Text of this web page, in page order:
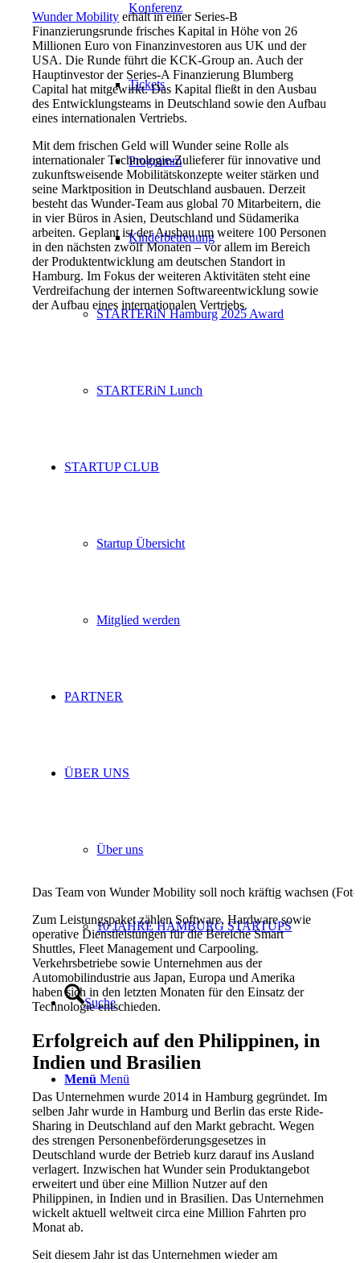
Konferenz
Tickets
Programm
Kinderbetreuung
STARTERiN Hamburg 2025 Award
STARTERiN Lunch
STARTUP CLUB
Startup Übersicht
Mitglied werden
PARTNER
ÜBER UNS
Über uns
10 JAHRE HAMBURG STARTUPS
Suche
Menü Menü
Wunder Mobility erhält in einer Series-B
Finanzierungsrunde frisches Kapital in Höhe von 26
Millionen Euro von Finanzinvestoren aus UK und der
USA. Die Runde führt die KCK-Group an. Auch der
Hauptinvestor der Series-A Finanzierung Blumberg
Capital hat mitgewirkt. Das Kapital fließt in den Ausbau
des Entwicklungsteams in Deutschland sowie den Aufbau
eines internationalen Vertriebs.
Mit dem frischen Geld will Wunder seine Rolle als
internationaler Technologie-Zulieferer für innovative und
zukunftsweisende Mobilitätskonzepte weiter stärken und
seine Marktposition in Deutschland ausbauen. Derzeit
besteht das Wunder-Team aus global 70 Mitarbeitern, die
in vier Büros in Asien, Deutschland und Südamerika
arbeiten. Geplant ist der Ausbau um weitere 100 Personen
in den nächsten zwölf Monaten – vor allem im Bereich
der Produktentwicklung am deutschen Standort in
Hamburg. Im Fokus der weiteren Aktivitäten steht eine
Verdreifachung der internen Softwareentwicklung sowie
der Aufbau eines internationalen Vertriebs.
Das Team von Wunder Mobility soll noch kräftig wachsen
Zum Leistungspaket zählen Software, Hardware sowie
operative Dienstleistungen für die Bereiche Smart
Shuttles, Fleet Management und Carpooling.
Verkehrsbetriebe sowie Unternehmen aus der
Automobilindustrie aus Japan, Europa und Amerika
haben sich in den letzten Monaten für den Einsatz der
Technologie entschieden.
Erfolgreich auf den Philippinen, in
Indien und Brasilien
Das Unternehmen wurde 2014 in Hamburg gegründet. Im
selben Jahr wurde in Hamburg und Berlin das erste Ride-
Sharing in Deutschland auf den Markt gebracht. Wegen
des strengen Personenbeförderungsgesetzes in
Deutschland wurde der Betrieb kurz darauf ins Ausland
verlagert. Inzwischen hat Wunder sein Produktangebot
erweitert und über eine Million Nutzer auf den
Philippinen, in Indien und in Brasilien. Das Unternehmen
wickelt aktuell weltweit circa eine Million Fahrten pro
Monat ab.
Seit diesem Jahr ist das Unternehmen wieder am